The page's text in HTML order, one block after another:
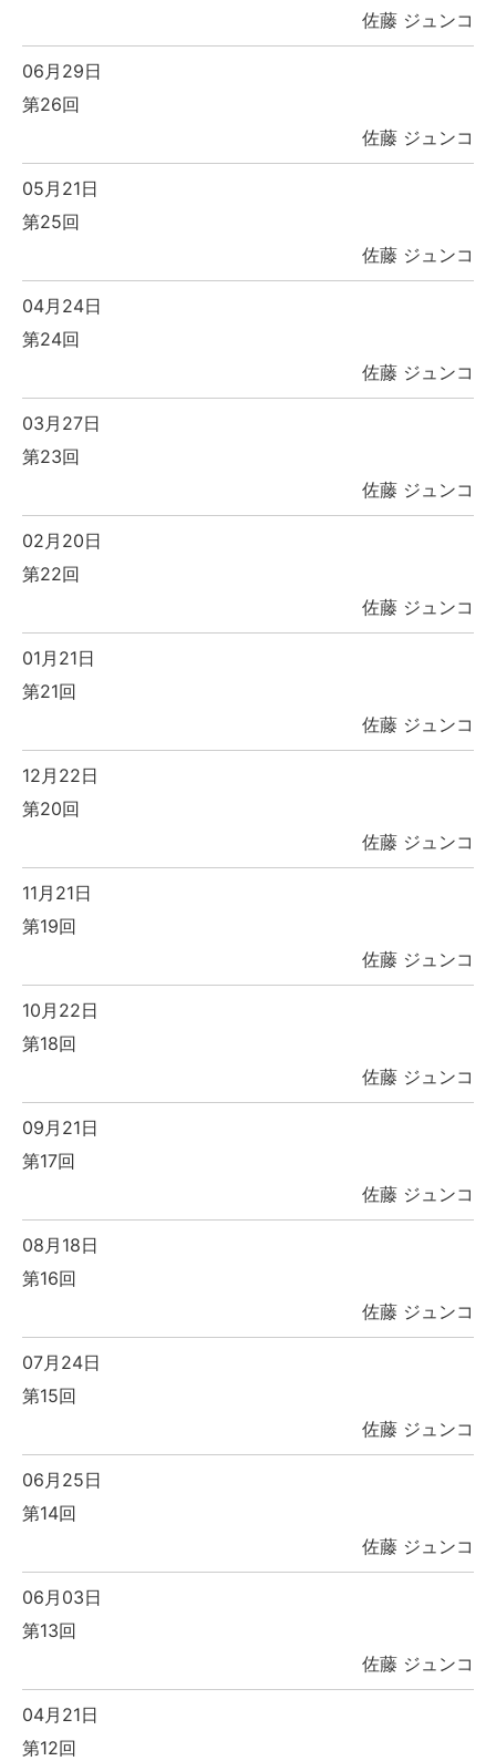
佐藤 ジュンコ
06月29日
第26回
佐藤 ジュンコ
05月21日
第25回
佐藤 ジュンコ
04月24日
第24回
佐藤 ジュンコ
03月27日
第23回
佐藤 ジュンコ
02月20日
第22回
佐藤 ジュンコ
01月21日
第21回
佐藤 ジュンコ
12月22日
第20回
佐藤 ジュンコ
11月21日
第19回
佐藤 ジュンコ
10月22日
第18回
佐藤 ジュンコ
09月21日
第17回
佐藤 ジュンコ
08月18日
第16回
佐藤 ジュンコ
07月24日
第15回
佐藤 ジュンコ
06月25日
第14回
佐藤 ジュンコ
06月03日
第13回
佐藤 ジュンコ
04月21日
第12回